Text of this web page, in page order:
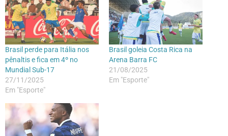
Brasil perde para Itália nos
pênaltis e fica em 4º no
Mundial Sub-17
27/11/2025
Em "Esporte"
Brasil goleia Costa Rica na
Arena Barra FC
21/08/2025
Em "Esporte"